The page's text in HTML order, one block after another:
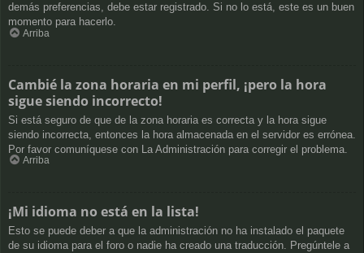
demás preferencias, debe estar registrado. Si no lo está, este es un buen
momento para hacerlo.
Arriba
Cambié la zona horaria en mi perfil, ¡pero la hora
sigue siendo incorrecto!
Si está seguro de que de la zona horaria es correcta y la hora sigue
siendo incorrecta, entonces la hora almacenada en el servidor es errónea.
Por favor comuníquese con La Administración para corregir el problema.
Arriba
¡Mi idioma no está en la lista!
Esto se puede deber a que la administración no ha instalado el paquete
de su idioma para el foro o nadie ha creado una traducción. Pregúntele a